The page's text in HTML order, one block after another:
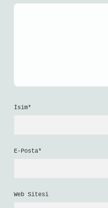
İsim*
E-Posta*
Web Sitesi